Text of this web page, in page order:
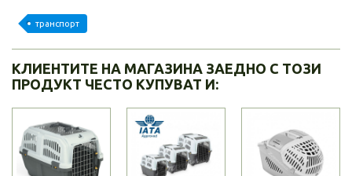
транспорт
КЛИЕНТИТЕ НА МАГАЗИНА ЗАЕДНО С ТОЗИ
ПРОДУКТ ЧЕСТО КУПУВАТ И: